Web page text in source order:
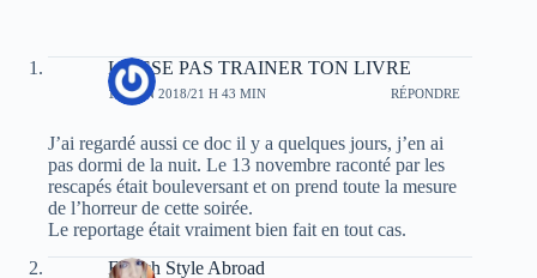
LAISSE PAS TRAINER TON LIVRE
12 JUIN 2018/21 H 43 MIN RÉPONDRE
J’ai regardé aussi ce doc il y a quelques jours, j’en ai
pas dormi de la nuit. Le 13 novembre raconté par les
rescapés était bouleversant et on prend toute la mesure
de l’horreur de cette soirée.
Le reportage était vraiment bien fait en tout cas.
French Style Abroad